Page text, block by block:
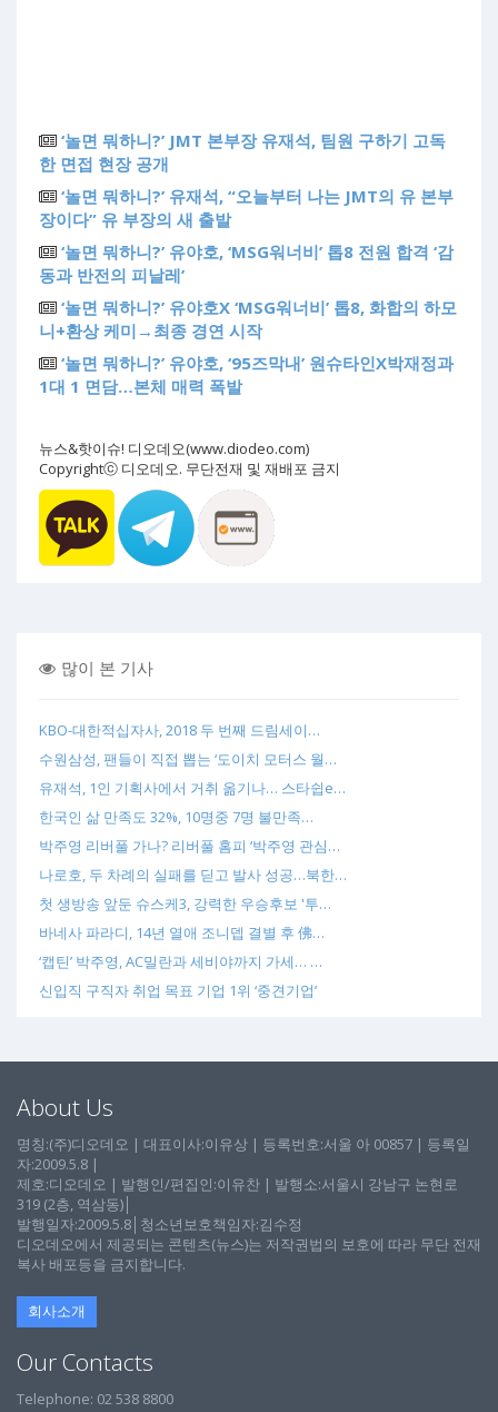
‘놀면 뭐하니?’ JMT 본부장 유재석, 팀원 구하기 고독
한 면접 현장 공개
‘놀면 뭐하니?’ 유재석, “오늘부터 나는 JMT의 유 본부
장이다” 유 부장의 새 출발
‘놀면 뭐하니?’ 유야호, ‘MSG워너비’ 톱8 전원 합격 ‘감
동과 반전의 피날레’
‘놀면 뭐하니?’ 유야호X ‘MSG워너비’ 톱8, 화합의 하모
니+환상 케미→최종 경연 시작
‘놀면 뭐하니?’ 유야호, ‘95즈막내’ 원슈타인X박재정과
1대 1 면담…본체 매력 폭발
뉴스&핫이슈! 디오데오(www.diodeo.com)
Copyrightⓒ 디오데오. 무단전재 및 재배포 금지
많이 본 기사
KBO-대한적십자사, 2018 두 번째 드림세이…
수원삼성, 팬들이 직접 뽑는 ‘도이치 모터스 월…
유재석, 1인 기획사에서 거취 옮기나… 스타쉽e…
한국인 삶 만족도 32%, 10명중 7명 불만족…
박주영 리버풀 가나? 리버풀 홈피 ‘박주영 관심…
나로호, 두 차례의 실패를 딛고 발사 성공…북한…
첫 생방송 앞둔 슈스케3, 강력한 우승후보 '투…
바네사 파라디, 14년 열애 조니뎁 결별 후 佛…
‘캡틴’ 박주영, AC밀란과 세비야까지 가세… …
신입직 구직자 취업 목표 기업 1위 ‘중견기업’
About Us
명칭:(주)디오데오 | 대표이사:이유상 | 등록번호:서울 아 00857 | 등록일
자:2009.5.8 |
제호:디오데오 | 발행인/편집인:이유찬 | 발행소:서울시 강남구 논현로
319 (2층, 역삼동)│
발행일자:2009.5.8│청소년보호책임자:김수정
디오데오에서 제공되는 콘텐츠(뉴스)는 저작권법의 보호에 따라 무단 전재
복사 배포등을 금지합니다.
회사소개
Our Contacts
Telephone: 02 538 8800